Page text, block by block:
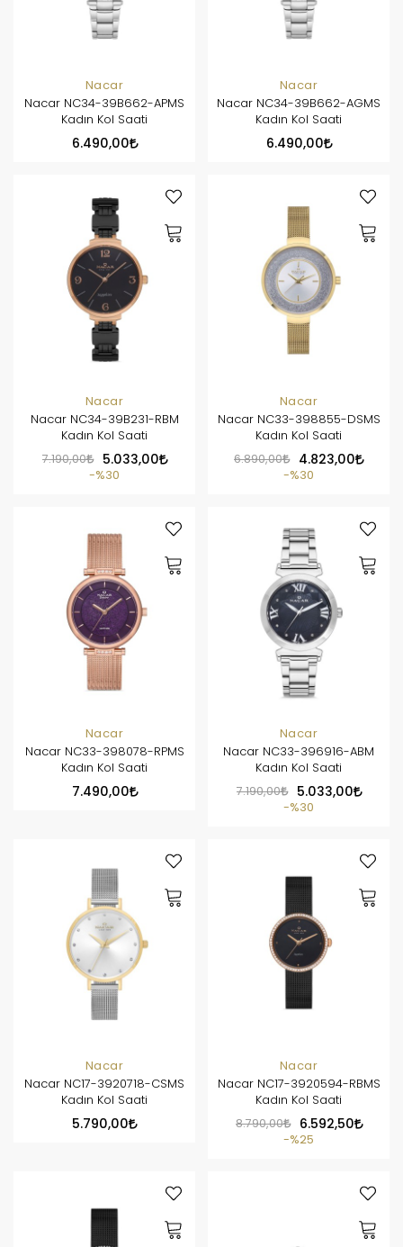
Nacar
Nacar NC34-39B662-APMS
Kadın Kol Saati
6.490,00
Nacar
Nacar NC34-39B662-AGMS
Kadın Kol Saati
6.490,00
Nacar
Nacar NC34-39B231-RBM
Kadın Kol Saati
7.190,00
5.033,00
%30
Nacar
Nacar NC33-398855-DSMS
Kadın Kol Saati
6.890,00
4.823,00
%30
Nacar
Nacar NC33-398078-RPMS
Kadın Kol Saati
7.490,00
Nacar
Nacar NC33-396916-ABM
Kadın Kol Saati
7.190,00
5.033,00
%30
Nacar
Nacar NC17-3920718-CSMS
Kadın Kol Saati
5.790,00
Nacar
Nacar NC17-3920594-RBMS
Kadın Kol Saati
8.790,00
6.592,50
%25